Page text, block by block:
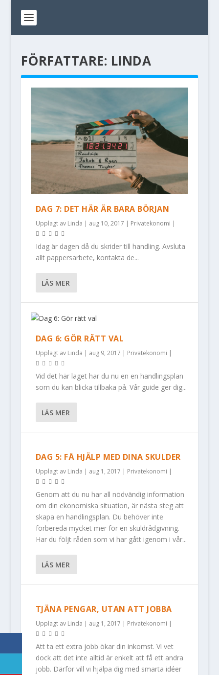
FÖRFATTARE: LINDA
DAG 7: DET HÄR ÄR BARA BÖRJAN
Upplagt av Linda | aug 10, 2017 | Privatekonomi |
Idag är dagen då du skrider till handling. Avsluta
allt pappersarbete, kontakta de...
LÄS MER
DAG 6: GÖR RÄTT VAL
Upplagt av Linda | aug 9, 2017 | Privatekonomi |
Vid det här laget har du nu en en handlingsplan
som du kan blicka tillbaka på. Vår guide ger dig...
LÄS MER
DAG 5: FÅ HJÄLP MED DINA SKULDER
Upplagt av Linda | aug 1, 2017 | Privatekonomi |
Genom att du nu har all nödvändig information
om din ekonomiska situation, är nästa steg att
skapa en handlingsplan. Du behöver inte
förbereda mycket mer för en skuldrådgivning.
Har du följt råden som vi har gått igenom i vår...
LÄS MER
TJÄNA PENGAR, UTAN ATT JOBBA
Upplagt av Linda | aug 1, 2017 | Privatekonomi |
Att ta ett extra jobb ökar din inkomst. Vi vet
dock att det inte alltid är enkelt att få ett andra
jobb. Därför vill vi hjälpa dig med smarta idéer